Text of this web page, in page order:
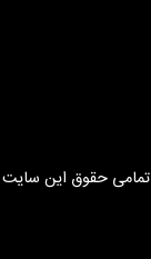
تمامی حقوق این سایت